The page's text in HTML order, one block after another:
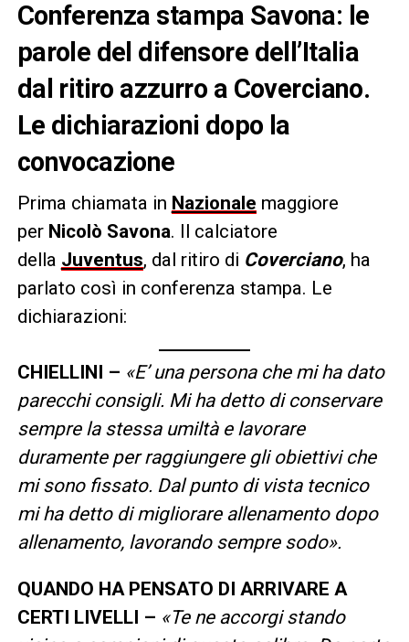
Conferenza stampa Savona: le
parole del difensore dell’Italia
dal ritiro azzurro a Coverciano.
Le dichiarazioni dopo la
convocazione
Prima chiamata in Nazionale maggiore
per Nicolò Savona. Il calciatore
della Juventus, dal ritiro di Coverciano, ha
parlato così in conferenza stampa. Le
dichiarazioni:
CHIELLINI – «E’ una persona che mi ha dato
parecchi consigli. Mi ha detto di conservare
sempre la stessa umiltà e lavorare
duramente per raggiungere gli obiettivi che
mi sono fissato. Dal punto di vista tecnico
mi ha detto di migliorare allenamento dopo
allenamento, lavorando sempre sodo».
QUANDO HA PENSATO DI ARRIVARE A
CERTI LIVELLI – «Te ne accorgi stando